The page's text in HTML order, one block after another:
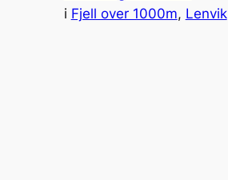
i Fjell over 1000m, Lenvik